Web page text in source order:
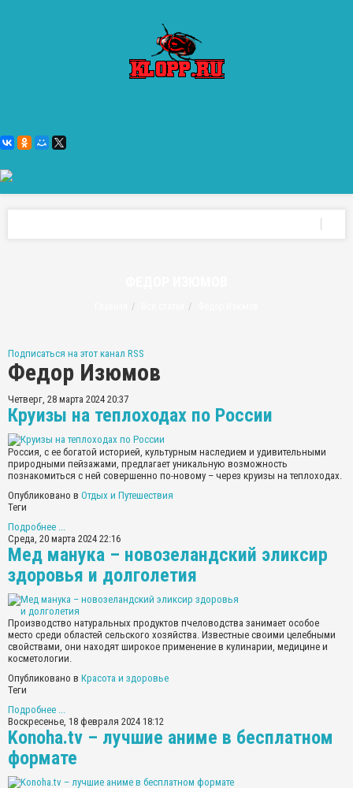
Подписаться на этот канал RSS
Федор Изюмов
Четверг, 28 марта 2024 20:37
Круизы на теплоходах по России
Россия, с ее богатой историей, культурным наследием и удивительными
природными пейзажами, предлагает уникальную возможность
познакомиться с ней совершенно по-новому – через круизы на теплоходах.
Опубликовано в Отдых и Путешествия
Теги
Подробнее ...
Среда, 20 марта 2024 22:16
Мед манука – новозеландский эликсир
здоровья и долголетия
Производство натуральных продуктов пчеловодства занимает особое
место среди областей сельского хозяйства. Известные своими целебными
свойствами, они находят широкое применение в кулинарии, медицине и
косметологии.
Опубликовано в Красота и здоровье
Теги
Подробнее ...
Воскресенье, 18 февраля 2024 18:12
Konoha.tv – лучшие аниме в бесплатном
формате